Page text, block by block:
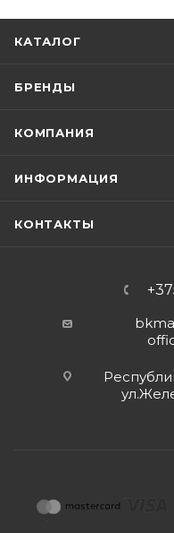
КАТАЛОГ
БРЕНДЫ
КОМПАНИЯ
ИНФОРМАЦИЯ
КОНТАКТЫ